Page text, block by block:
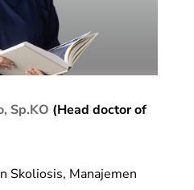
Sp.KO (Head doctor of
Skoliosis, Manajemen